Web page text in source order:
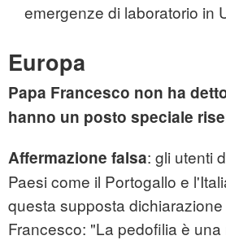
emergenze di laboratorio in
Europa
Papa Francesco non ha
hanno un posto speciale
Affermazione falsa: gli utenti
Paesi come il Portogallo e
questa supposta
Francesco: "La pedofilia è